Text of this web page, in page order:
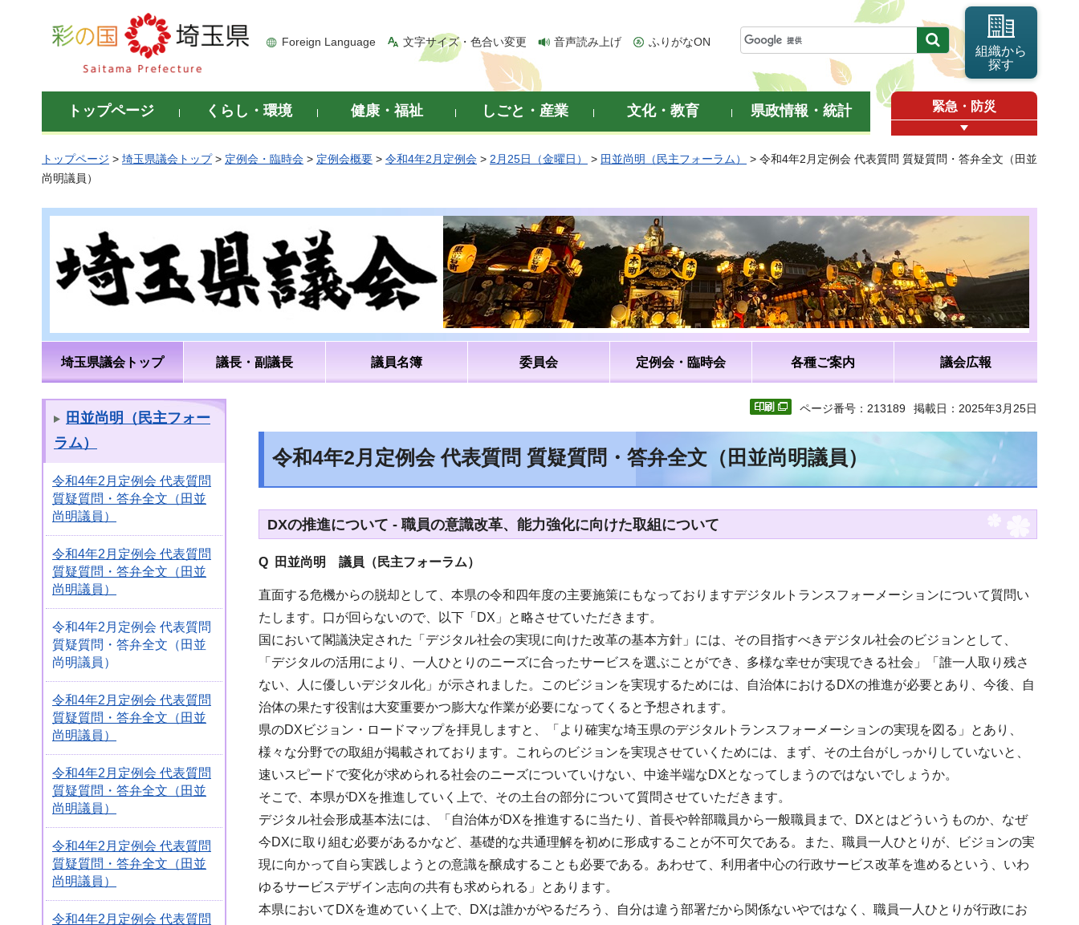
彩の国 埼玉県
Foreign Language 文字サイズ・色合い変更 音声読み上げ ふりがなON
組織から
探す
トップページ くらし・環境 健康・福祉 しごと・産業 文化・教育 県政情報・統計 緊急・防災
トップページ > 埼玉県議会トップ> 定例会・臨時会 > 定例会概要 > 令和4年2月定例会 > 2月25日（金曜日） > 田並尚明（民主フォーラム）
> 令和4年2月定例会 代表質問 質疑質問・答弁全文（田並
尚明議員）
埼玉県議会トップ 議長・副議長 議員名簿 委員会 定例会・臨時会 各種ご案内 議会広報
田並尚明（民主フォー
ラム）
令和4年2月定例会 代表質問
質疑質問・答弁全文（田並
尚明議員）
令和4年2月定例会 代表質問
質疑質問・答弁全文（田並
尚明議員）
令和4年2月定例会 代表質問
質疑質問・答弁全文（田並
尚明議員）
令和4年2月定例会 代表質問
質疑質問・答弁全文（田並
尚明議員）
令和4年2月定例会 代表質問
質疑質問・答弁全文（田並
尚明議員）
令和4年2月定例会 代表質問
質疑質問・答弁全文（田並
尚明議員）
令和4年2月定例会 代表質問
ページ番号：213189 掲載日：2025年3月25日
令和4年2月定例会 代表質問 質疑質問・答弁全文（田並尚明議員）
DXの推進について - 職員の意識改革、能力強化に向けた取組について
Q 田並尚明 議員（民主フォーラム）
直面する危機からの脱却として、本県の令和四年度の主要施策にもなっておりますデジタルトランスフォーメーションについて質問い
たします。口が回らないので、以下「DX」と略させていただきます。
国において閣議決定された「デジタル社会の実現に向けた改革の基本方針」には、その目指すべきデジタル社会のビジョンとして、
「デジタルの活用により、一人ひとりのニーズに合ったサービスを選ぶことができ、多様な幸せが実現できる社会」「誰一人取り残さ
ない、人に優しいデジタル化」が示されました。このビジョンを実現するためには、自治体におけるDXの推進が必要とあり、今後、自
治体の果たす役割は大変重要かつ膨大な作業が必要になってくると予想されます。
県のDXビジョン・ロードマップを拝見しますと、「より確実な埼玉県のデジタルトランスフォーメーションの実現を図る」とあり、
様々な分野での取組が掲載されております。これらのビジョンを実現させていくためには、まず、その土台がしっかりしていないと、
速いスピードで変化が求められる社会のニーズについていけない、中途半端なDXとなってしまうのではないでしょうか。
そこで、本県がDXを推進していく上で、その土台の部分について質問させていただきます。
デジタル社会形成基本法には、「自治体がDXを推進するに当たり、首長や幹部職員から一般職員まで、DXとはどういうものか、なぜ
今DXに取り組む必要があるかなど、基礎的な共通理解を初めに形成することが不可欠である。また、職員一人ひとりが、ビジョンの実
現に向かって自ら実践しようとの意識を醸成することも必要である。あわせて、利用者中心の行政サービス改革を進めるという、いわ
ゆるサービスデザイン志向の共有も求められる」とあります。
本県においてDXを進めていく上で、DXは誰かがやるだろう、自分は違う部署だから関係ないやではなく、職員一人ひとりが行政にお